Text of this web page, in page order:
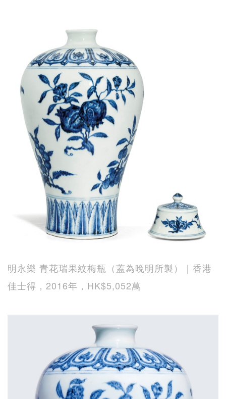
明永樂 青花瑞果紋梅瓶（蓋為晚明所製）｜香港
佳士得，2016年，HK$5,052萬